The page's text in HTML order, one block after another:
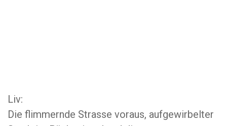
Liv:
Die flimmernde Strasse voraus, aufgewirbelter